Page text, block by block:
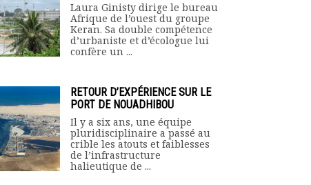
Laura Ginisty dirige le bureau
Afrique de l’ouest du groupe
Keran. Sa double compétence
d’urbaniste et d’écologue lui
confère un ...
RETOUR D’EXPÉRIENCE SUR LE
PORT DE NOUADHIBOU
Il y a six ans, une équipe
pluridisciplinaire a passé au
crible les atouts et faiblesses
de l’infrastructure
halieutique de ...